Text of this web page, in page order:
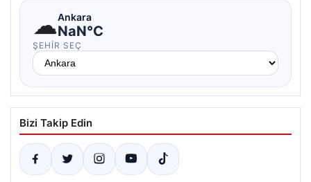
☁Ankara
NaN°C
ŞEHIR SEÇ
Bizi Takip Edin